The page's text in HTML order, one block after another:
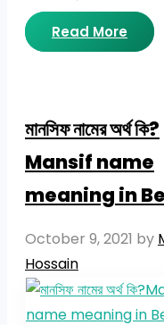
Read More
মানসিফ নামের অর্থ কি?
Mansif name
meaning in
October 9, 2021 by
Hossain